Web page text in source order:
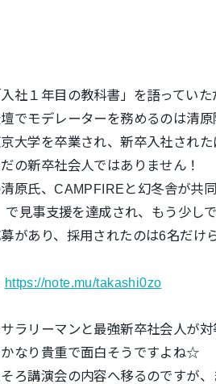
社１年目の教科書」を語っていた
でモデレーターを務めるのは清原
大学を卒業され、新卒入社された
の新卒社会人ではありません！
原氏、CAMPFIRE と幻冬舎が共
で見事支援を達成され、もう少し
募があり、採用されたのは6名だけ
https://note.mu/takashi0zo
ラリーマンと最強新卒社会人が
かなり貴重で面白そうですよね☆
ろ講演会の内容へ移るのですが